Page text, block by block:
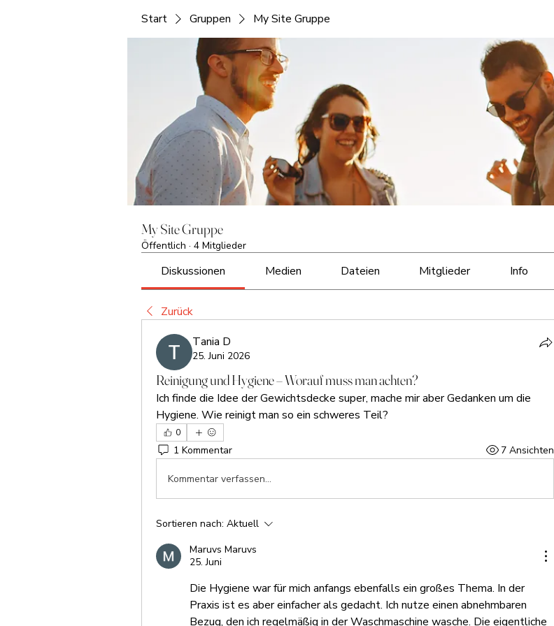
Start Gruppen My Site Gruppe
My Site Gruppe
Öffentlich · 4 Mitglieder
Diskussionen Medien Dateien Mitglieder Info
Zurück
Тania D
25. Juni 2026
Reinigung und Hygiene – Worauf muss man achten?
Ich finde die Idee der Gewichtsdecke super, mache mir aber Gedanken um die
Hygiene. Wie reinigt man so ein schweres Teil?
0
1 Kommentar 7 Ansichten
Kommentar verfassen...
Sortieren nach: Aktuell
Maruvs Maruvs
25. Juni
Die Hygiene war für mich anfangs ebenfalls ein großes Thema. In der
Praxis ist es aber einfacher als gedacht. Ich nutze einen abnehmbaren